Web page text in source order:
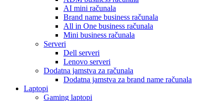
AI mini računala
Brand name business računala
All in One business računala
Mini business računala
Serveri
Dell serveri
Lenovo serveri
Dodatna jamstva za računala
Dodatna jamstva za brand name računala
Laptopi
Gaming laptopi